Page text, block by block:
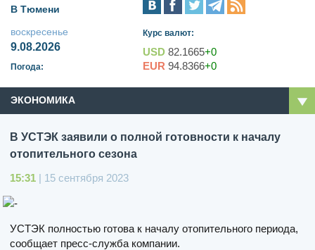
В Тюмени
воскресенье
9.08.2026
Погода:
Курс валют:
USD 82.1665+0
EUR 94.8366+0
ЭКОНОМИКА
В УСТЭК заявили о полной готовности к началу
отопительного сезона
15:31 | 15 сентября 2023
УСТЭК полностью готова к началу отопительного периода,
сообщает пресс-служба компании.